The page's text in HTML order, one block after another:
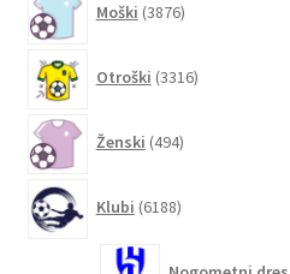
Moški 3876izdelkov
Otroški 3316izdelkov
Ženski 494izdelkov
Klubi 6188izdelkov